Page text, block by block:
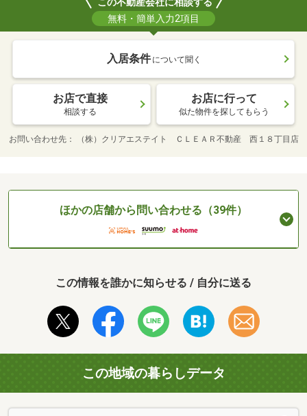
この不動産会社に相談する
無料・簡単入力2項目
入居条件 について聞く
お店で直接
相談する
お店に行って
似た物件を探してもらう
お問い合わせ先 （株）クリアエステイト ＣＬＥＡＲ不動産 西１８丁目店
ほかの店舗から問い合わせる（39件）
この情報を誰かに知らせる / 自分に送る
この地域の暮らしデータ